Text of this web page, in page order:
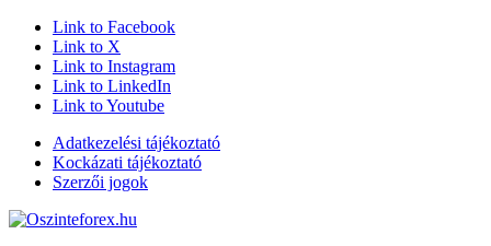
Link to Facebook
Link to X
Link to Instagram
Link to LinkedIn
Link to Youtube
Adatkezelési tájékoztató
Kockázati tájékoztató
Szerzői jogok